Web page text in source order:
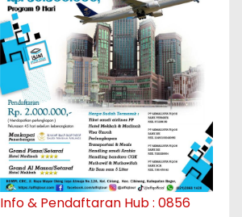
Info & Pendaftaran Hub : 0856